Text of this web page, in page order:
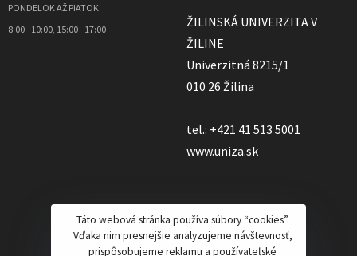
PONDELOK AŽ PIATOK
8:00 - 10:00, 15:00 - 17:00
ŽILINSKÁ UNIVERZITA V
ŽILINE
Univerzitná 8215/1
010 26 Žilina
tel.: +421 41 513 5001
www.uniza.sk
Táto webová stránka používa súbory “cookies”.
Vďaka nim presnejšie analyzujeme návštevnosť,
prispôsobujeme reklamu a používateľské